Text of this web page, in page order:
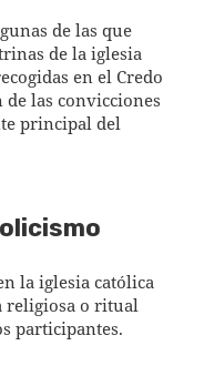
de las que
de la iglesia
en el Credo
de las convicciones
principal del
la iglesia católica
religiosa o ritual
participantes.